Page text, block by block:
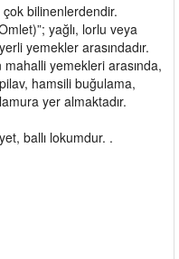
bilinenlerdendir.
yağlı, lorlu veya
yemekler arasındadır.
yemekleri arasında,
hamsili buğulama,
yer almaktadır.
ballı lokumdur. .